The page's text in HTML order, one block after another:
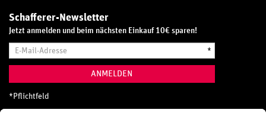
Schafferer-Newsletter
Jetzt anmelden und beim nächsten Einkauf 10€ sparen!
Mail-
*
ANMELDEN
* Pflichtfeld